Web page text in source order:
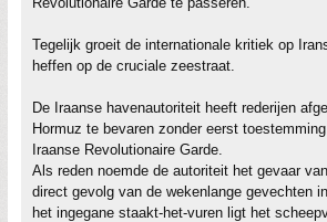
Tegelijk groeit de internationale kritiek op
heffen op de cruciale zeestraat.
De Iraanse havenautoriteit heeft rederijen
Hormuz te bevaren zonder eerst
Iraanse Revolutionaire Garde.
Als reden noemde de autoriteit het gevaar
direct gevolg van de wekenlange gevechten
het ingegane staakt-het-vuren ligt het